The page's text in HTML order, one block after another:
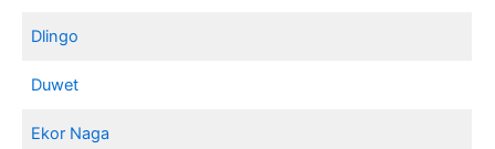
Dlingo
Duwet
Ekor Naga